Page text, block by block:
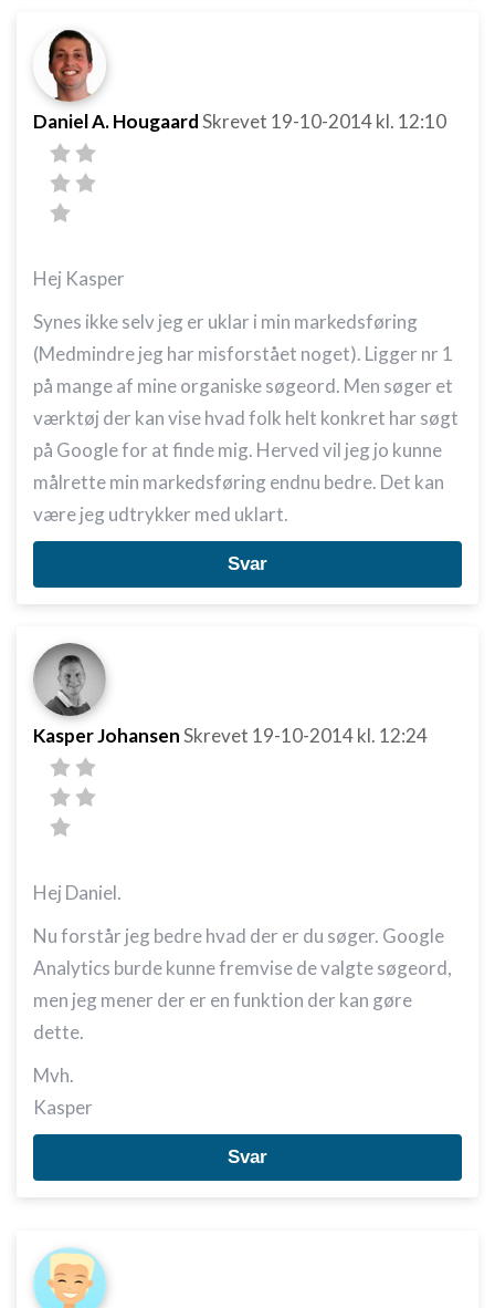
Daniel A. HougaardSkrevet 19-10-2014kl. 12:10
Hej Kasper
Synes ikke selv jeg er uklar i min markedsføring
(Medmindre jeg har misforstået noget). Ligger nr 1
på mange af mine organiske søgeord. Men søger et
værktøj der kan vise hvad folk helt konkret har søgt
på Google for at finde mig. Herved vil jeg jo kunne
målrette min markedsføring endnu bedre. Det kan
være jeg udtrykker med uklart.
Svar
Kasper JohansenSkrevet 19-10-2014kl. 12:24
Hej Daniel.
Nu forstår jeg bedre hvad der er du søger. Google
Analytics burde kunne fremvise de valgte søgeord,
men jeg mener der er en funktion der kan gøre
dette.
Mvh.
Kasper
Svar